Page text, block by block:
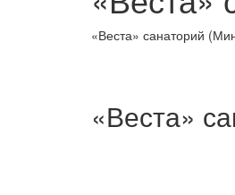
«Веста» санаторий
«Веста»